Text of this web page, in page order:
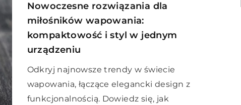
Nowoczesne rozwiązania dla
miłośników wapowania:
kompaktowość i styl w jednym
urządzeniu
Odkryj najnowsze trendy w świecie
wapowania, łączące elegancki design z
funkcjonalnością. Dowiedz się, jak